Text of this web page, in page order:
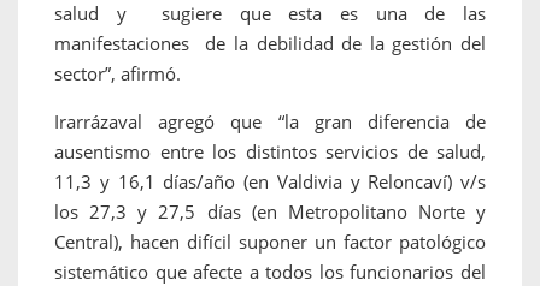
salud y sugiere que esta es una de las
manifestaciones de la debilidad de la gestión del
sector”, afirmó.
Irarrázaval agregó que “la gran diferencia de
ausentismo entre los distintos servicios de salud,
11,3 y 16,1 días/año (en Valdivia y Reloncaví) v/s
los 27,3 y 27,5 días (en Metropolitano Norte y
Central), hacen difícil suponer un factor patológico
sistemático que afecte a todos los funcionarios del